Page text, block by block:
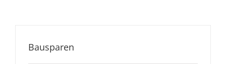
Bausparen